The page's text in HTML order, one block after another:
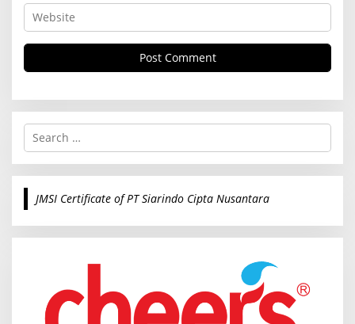
S
r
c
o
JMSI Certificate of PT Siarindo Cipta Nusantara